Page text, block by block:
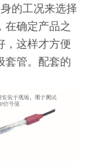
的工况来选择
在确定产品之
，这样才方便
套管。配套的